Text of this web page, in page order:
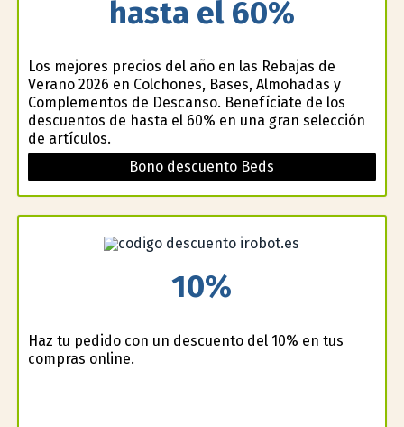
hasta el 60%
Los mejores precios del año en las Rebajas de
Verano 2026 en Colchones, Bases, Almohadas y
Complementos de Descanso. Benefíciate de los
descuentos de hasta el 60% en una gran selección
de artículos.
Bono descuento Beds
10%
Haz tu pedido con un descuento del 10% en tus
compras online.